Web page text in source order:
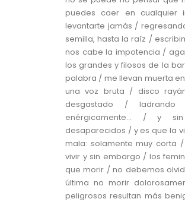
puedes caer en cualquier
levantarte jamás /
semilla, hasta la raíz /
nos cabe la impotencia /
los grandes y filosos de la
palabra / me llevan muerta
una voz bruta / disco
desgastado /
enérgicamente… / y
desaparecidos / y es que la
mala: solamente muy corta
vivir y sin embargo / los
que morir / no debemos
última no morir
peligrosos resultan más